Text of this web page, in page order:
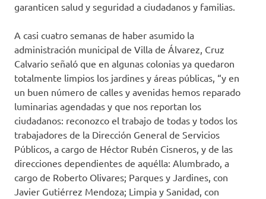
garanticen salud y seguridad a ciudadanos y familias.
A casi cuatro semanas de haber asumido la
administración municipal de Villa de Álvarez, Cruz
Calvario señaló que en algunas colonias ya quedaron
totalmente limpios los jardines y áreas públicas, “y en
un buen número de calles y avenidas hemos reparado
luminarias agendadas y que nos reportan los
ciudadanos: reconozco el trabajo de todas y todos los
trabajadores de la Dirección General de Servicios
Públicos, a cargo de Héctor Rubén Cisneros, y de las
direcciones dependientes de aquélla: Alumbrado, a
cargo de Roberto Olivares; Parques y Jardines, con
Javier Gutiérrez Mendoza; Limpia y Sanidad, con